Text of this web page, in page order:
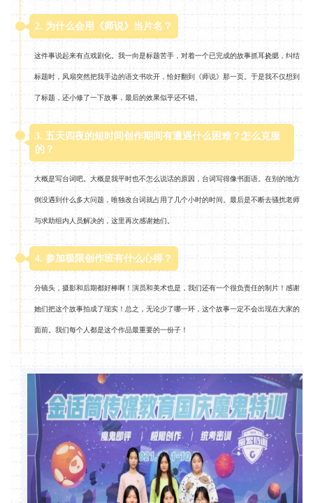
2. 为什么会用《师说》当片名？
这件事说起来有点戏剧化。我一向是标题苦手，对着一个已完成的故事抓耳挠腮，纠结
标题时，风扇突然把我手边的语文书吹开，恰好翻到《师说》那一页。于是我不仅想到
了标题，还小修了一下故事，最后的效果似乎还不错。
3. 五天四夜的短时间创作期间有遭遇什么困难？怎么克服
的？
大概是写台词吧。大概是我平时也不怎么说话的原因，台词写得像书面语。在别的地方
倒没遇到什么多大问题，唯独改台词就占用了几个小时的时间。最后是不断去骚扰老师
与求助组内人员解决的，这里再次感谢她们。
4. 参加极限创作班有什么心得？
分镜头，摄影和后期都好棒啊！演员和美术也是，我们还有一个很负责任的制片！感谢
她们把这个故事拍成了现实！总之，无论少了哪一环，这个故事一定不会出现在大家的
面前。我们每个人都是这个作品最重要的一份子！